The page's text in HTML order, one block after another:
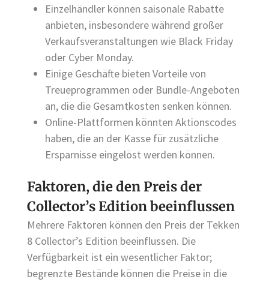
Einzelhändler können saisonale Rabatte
anbieten, insbesondere während großer
Verkaufsveranstaltungen wie Black Friday
oder Cyber Monday.
Einige Geschäfte bieten Vorteile von
Treueprogrammen oder Bundle-Angeboten
an, die die Gesamtkosten senken können.
Online-Plattformen könnten Aktionscodes
haben, die an der Kasse für zusätzliche
Ersparnisse eingelöst werden können.
Faktoren, die den Preis der
Collector’s Edition beeinflussen
Mehrere Faktoren können den Preis der Tekken
8 Collector’s Edition beeinflussen. Die
Verfügbarkeit ist ein wesentlicher Faktor;
begrenzte Bestände können die Preise in die